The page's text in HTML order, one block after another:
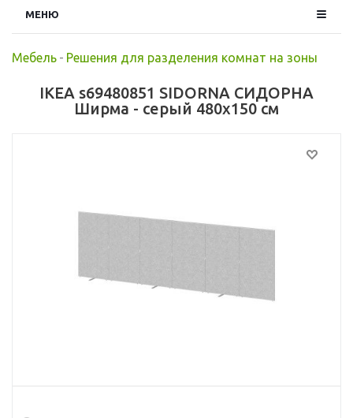
МЕНЮ
Мебель - Решения для разделения комнат на зоны
IKEA s69480851 SIDORNA СИДОРНА
Ширма - серый 480x150 см